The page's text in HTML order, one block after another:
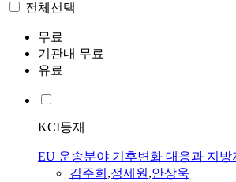
전체선택
무료
기관내 무료
유료
KCI등재
EU 운송분야 기후변화 대응과 지
김주희 ,정세원,안상욱